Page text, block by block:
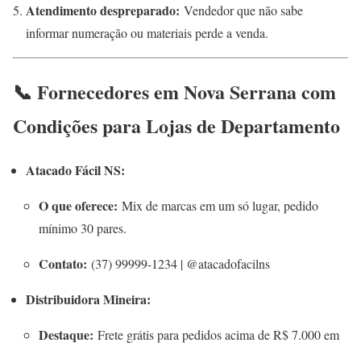
Atendimento despreparado: Vendedor que não sabe
informar numeração ou materiais perde a venda.
📞 Fornecedores em Nova Serrana com
Condições para Lojas de Departamento
Atacado Fácil NS:
O que oferece: Mix de marcas em um só lugar, pedido
mínimo 30 pares.
Contato: (37) 99999-1234 | @atacadofacilns
Distribuidora Mineira:
Destaque: Frete grátis para pedidos acima de R$ 7.000 em